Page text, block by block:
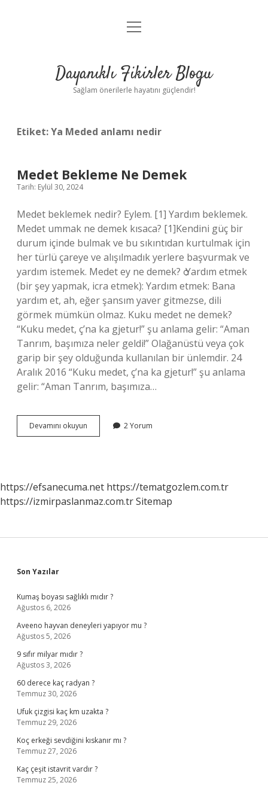
Anasayfa
Yasal Uyarı
menüyü
Dayanıklı Fikirler Blogu
Sağlam önerilerle hayatını güçlendir!
Etiket:Ya Meded anlamı nedir
Medet Bekleme Ne Demek
Tarih: Eylül 30, 2024
Medet beklemek nedir? Eylem. [1] Yardım beklemek.
Medet ummak ne demek kısaca? [1]Kendini güç bir
durum içinde bulmak ve bu sıkıntıdan kurtulmak için
her türlü çareye ve alışılmadık yerlere başvurmak ve
yardım istemek. Medet ey ne demek? ѻ Yardım etmek
(bir şey yapmak, icra etmek): Yardım etmek: Bana
yardım et, ah, eğer şansım yaver gitmezse, dili
görmek mümkün olmaz. Kuku medet ne demek?
“Kuku medet, ç’na ka gjetur!” şu anlama gelir: “Aman
Tanrım, başımıza neler geldi!” Olağanüstü veya çok
garip bir şey olduğunda kullanılan bir ünlemdir. 24
Aralık 2016 “Kuku medet, ç’na ka gjetur!” şu anlama
gelir: “Aman Tanrım, başımıza…
Devamını okuyun
Bekleme
2 Yorum
https://efsanecuma.net https://tematgozlem.com.tr
https://izmirpaslanmaz.com.trSitemap
Sidebar
Son Yazılar
Kumaş boyası sağlıklı mıdır ?
Ağustos 6, 2026
Aveeno hayvan deneyleri yapıyor mu ?
Ağustos 5, 2026
9 sıfır milyar mıdır ?
Ağustos 3, 2026
60 derece kaç radyan ?
Temmuz 30, 2026
Ufuk çizgisi kaç km uzakta ?
Temmuz 29, 2026
Koç erkeği sevdiğini kıskanır mı ?
Temmuz 27, 2026
Kaç çeşit istavrit vardır ?
Temmuz 25, 2026